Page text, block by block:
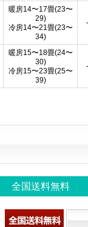
暖房14〜17畳(23〜
29)
冷房14〜21畳(23〜
34)
-
暖房15〜18畳(24〜
30)
冷房15〜23畳(25〜
39)
-
全国送料無料